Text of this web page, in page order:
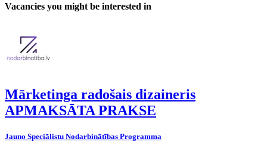
Vacancies you might be interested in
Mārketinga radošais dizaineris
APMAKSĀTA PRAKSE
Jauno Speciālistu Nodarbinātības Programma